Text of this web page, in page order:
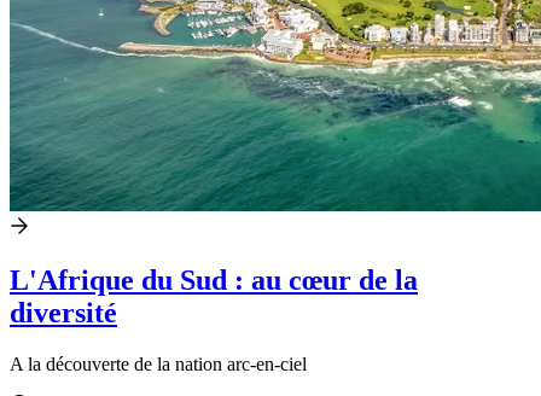
L'Afrique du Sud : au cœur de la
diversité
A la découverte de la nation arc-en-ciel